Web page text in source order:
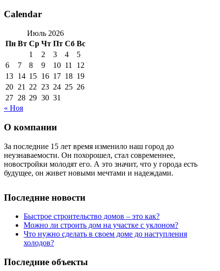
Calendar
Июль 2026
Пн Вт Ср Чт Пт Сб Вс
1
2 3 4
5
6
7 8 9 10 11
12
13 14 15 16 17 18 19
20 21 22 23 24 25 26
27 28 29 30 31
« Ноя
О компании
За последние 15 лет время изменило наш город до
неузнаваемости. Он похорошел, стал современнее,
новостройки молодят его. А это значит, что у города есть
будущее, он живет новыми мечтами и надеждами.
Последние новости
Быстрое строительство домов – это как?
Можно ли строить дом на участке с уклоном?
Что нужно сделать в своем доме до наступления
холодов?
Последние объекты